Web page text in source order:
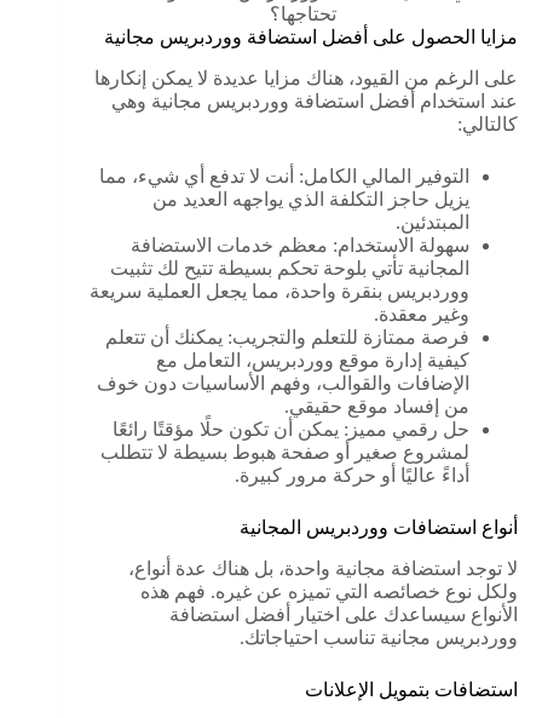
تحتاجها؟
مزايا الحصول على أفضل استضافة ووردبريس مجانية
على الرغم من القيود، هناك مزايا عديدة لا يمكن إنكارها
عند استخدام أفضل استضافة ووردبريس مجانية وهي
كالتالي:
التوفير المالي الكامل: أنت لا تدفع أي شيء، مما
يزيل حاجز التكلفة الذي يواجهه العديد من
المبتدئين.
سهولة الاستخدام: معظم خدمات الاستضافة
المجانية تأتي بلوحة تحكم بسيطة تتيح لك تثبيت
ووردبريس بنقرة واحدة، مما يجعل العملية سريعة
وغير معقدة.
فرصة ممتازة للتعلم والتجريب: يمكنك أن تتعلم
كيفية إدارة موقع ووردبريس، التعامل مع
الإضافات والقوالب، وفهم الأساسيات دون خوف
من إفساد موقع حقيقي.
حل رقمي مميز: يمكن أن تكون حلًا مؤقتًا رائعًا
لمشروع صغير أو صفحة هبوط بسيطة لا تتطلب
أداءً عاليًا أو حركة مرور كبيرة.
أنواع استضافات ووردبريس المجانية
لا توجد استضافة مجانية واحدة، بل هناك عدة أنواع،
ولكل نوع خصائصه التي تميزه عن غيره. فهم هذه
الأنواع سيساعدك على اختيار أفضل استضافة
ووردبريس مجانية تناسب احتياجاتك.
استضافات بتمويل الإعلانات